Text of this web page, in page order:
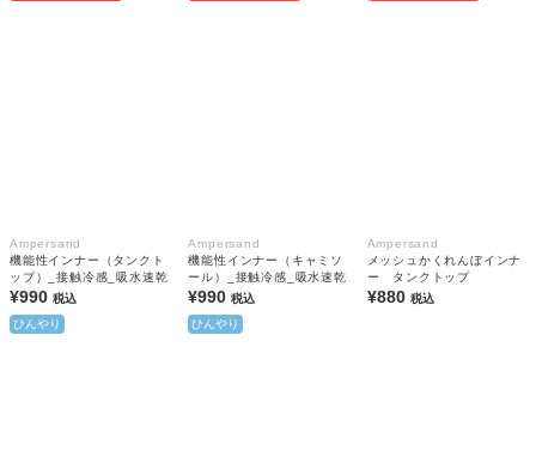
Ampersand
機能性インナー（タンクト
ップ）_接触冷感_吸水速乾
¥990 税込
ひんやり
Ampersand
機能性インナー（キャミソ
ール）_接触冷感_吸水速乾
¥990税込
ひんやり
Ampersand
メッシュかくれんぼインナ
ー タンクトップ
¥880 税込